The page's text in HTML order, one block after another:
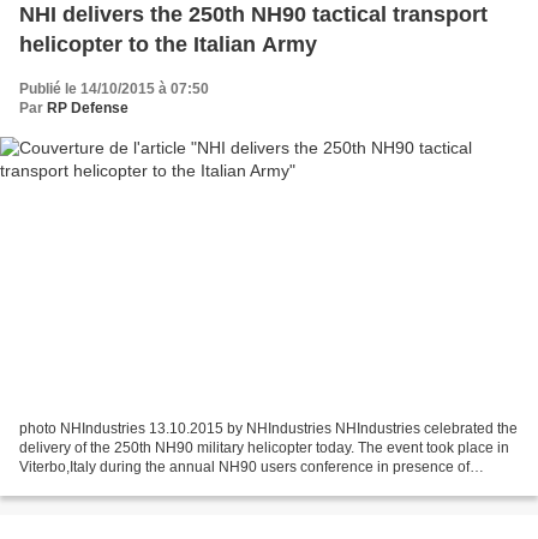
NHI delivers the 250th NH90 tactical transport
helicopter to the Italian Army
Publié le 14/10/2015 à 07:50
Par RP Defense
photo NHIndustries 13.10.2015 by NHIndustries NHIndustries celebrated the
delivery of the 250th NH90 military helicopter today. The event took place in
Viterbo,Italy during the annual NH90 users conference in presence of